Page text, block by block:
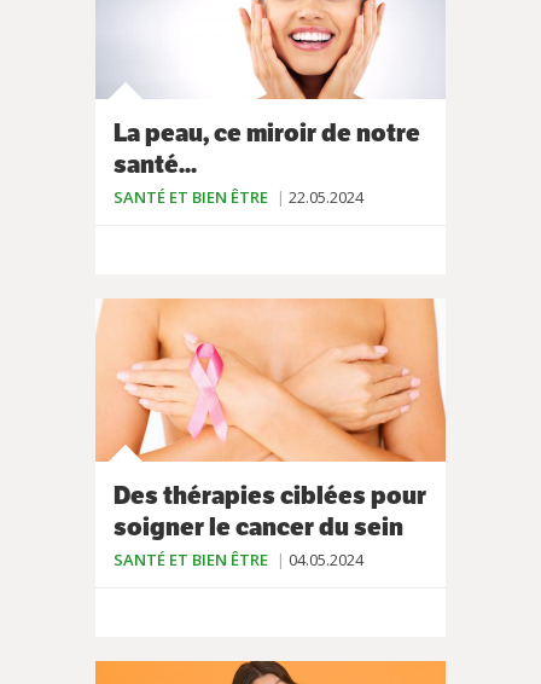
La peau, ce miroir de notre
santé...
SANTÉ ET BIEN ÊTRE 22.05.2024
Des thérapies ciblées pour
soigner le cancer du sein
SANTÉ ET BIEN ÊTRE 04.05.2024